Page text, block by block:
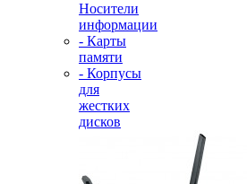
Носители
информации
- Карты
памяти
- Корпусы
для
жестких
дисков